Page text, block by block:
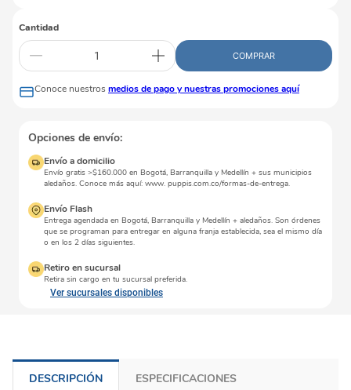
Cantidad
COMPRAR
Conoce nuestros medios de pago y nuestras promociones aquí
Opciones de envío:
Envío a domicilio
Envío gratis >$160.000 en Bogotá, Barranquilla y Medellín + sus municipios
aledaños. Conoce más aquí: www. puppis.com.co/formas-de-entrega.
Envío Flash
Entrega agendada en Bogotá, Barranquilla y Medellín + aledaños. Son órdenes
que se programan para entregar en alguna franja establecida, sea el mismo día
o en los 2 días siguientes.
Retiro en sucursal
Retira sin cargo en tu sucursal preferida.
Ver sucursales disponibles
DESCRIPCIÓN ESPECIFICACIONES